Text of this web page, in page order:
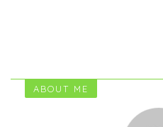
ABOUT ME